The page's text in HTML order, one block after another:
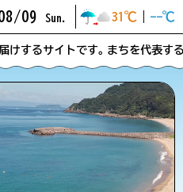
るサイトです。まちを代表する
09 Sun. 31℃ --℃